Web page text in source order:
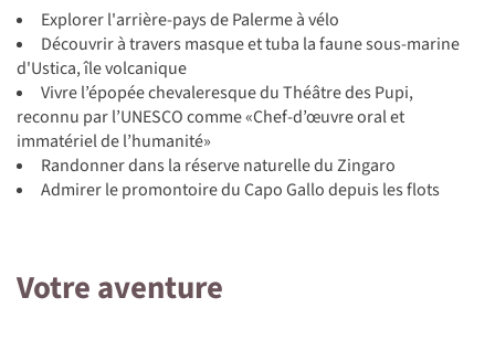
Explorer l'arrière-pays de Palerme à vélo
Découvrir à travers masque et tuba la faune sous-marine
d'Ustica, île volcanique
Vivre l’épopée chevaleresque du Théâtre des Pupi,
reconnu par l’UNESCO comme «Chef-d’œuvre oral et
immatériel de l’humanité»
Randonner dans la réserve naturelle du Zingaro
Admirer le promontoire du Capo Gallo depuis les flots
Votre aventure